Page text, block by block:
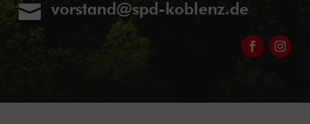
 vorstand@spd-koblenz.de